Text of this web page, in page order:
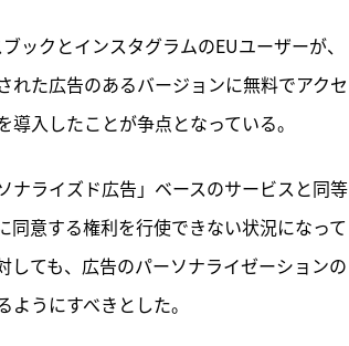
クとインスタグラムのEUユーザーが、
れた広告のあるバージョンに無料でアクセ
入したことが争点となっている。
ライズド広告」ベースのサービスと同等
意する権利を行使できない状況になって
ても、広告のパーソナライゼーションの
うにすべきとした。